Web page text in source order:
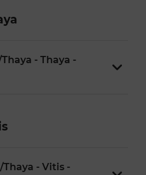
- Thaya -
- Vitis -